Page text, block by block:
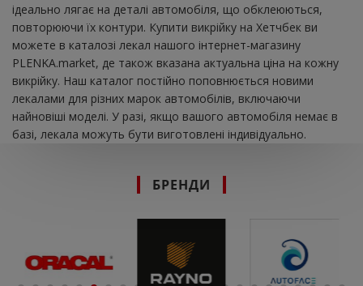
ідеально лягає на деталі автомобіля, що обклеюються,
повторюючи їх контури. Купити викрійку на Хетчбек ви
можете в каталозі лекал нашого інтернет-магазину
PLENKA.market, де також вказана актуальна ціна на кожну
викрійку. Наш каталог постійно поповнюється новими
лекалами для різних марок автомобілів, включаючи
найновіші моделі. У разі, якщо вашого автомобіля немає в
базі, лекала можуть бути виготовлені індивідуально.
БРЕНДИ